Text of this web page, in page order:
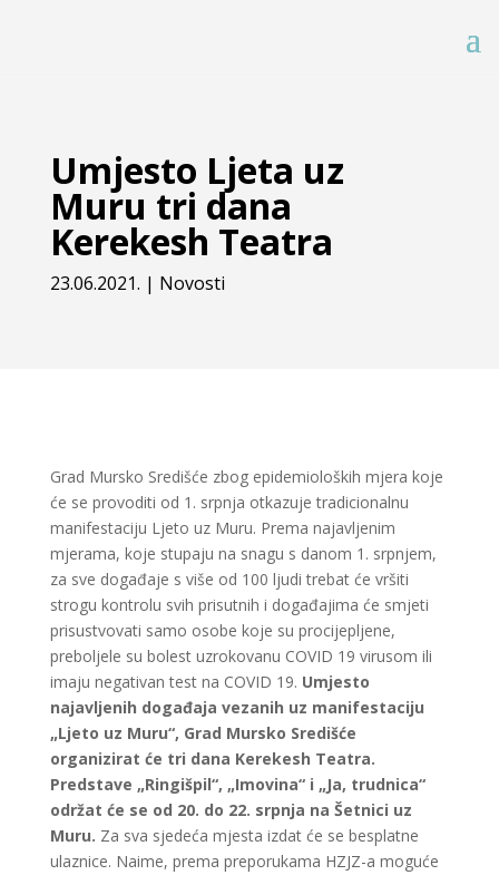
Umjesto Ljeta uz
Muru tri dana
Kerekesh Teatra
23.06.2021. | Novosti
Grad Mursko Središće zbog epidemioloških mjera koje
će se provoditi od 1. srpnja otkazuje tradicionalnu
manifestaciju Ljeto uz Muru. Prema najavljenim
mjerama, koje stupaju na snagu s danom 1. srpnjem,
za sve događaje s više od 100 ljudi trebat će vršiti
strogu kontrolu svih prisutnih i događajima će smjeti
prisustvovati samo osobe koje su procijepljene,
preboljele su bolest uzrokovanu COVID 19 virusom ili
imaju negativan test na COVID 19. Umjesto
najavljenih događaja vezanih uz manifestaciju
„Ljeto uz Muru“, Grad Mursko Središće
organizirat će tri dana Kerekesh Teatra.
Predstave „Ringišpil“, „Imovina“ i „Ja, trudnica“
održat će se od 20. do 22. srpnja na Šetnici uz
Muru. Za sva sjedeća mjesta izdat će se besplatne
ulaznice. Naime, prema preporukama HZJZ-a moguće